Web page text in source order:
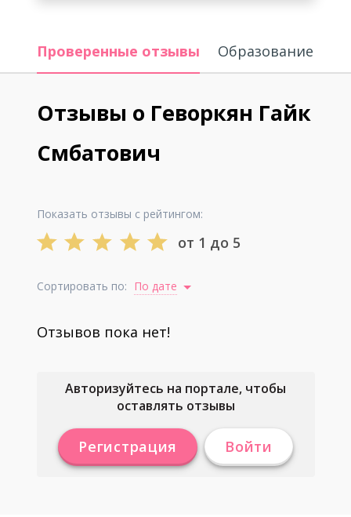
Проверенные отзывы Образование
Отзывы о Геворкян Гайк
Смбатович
Показать отзывы с рейтингом:
от 1 до 5
Сортировать по: По дате
Отзывов пока нет!
Авторизуйтесь на портале, чтобы
оставлять отзывы
Регистрация Войти